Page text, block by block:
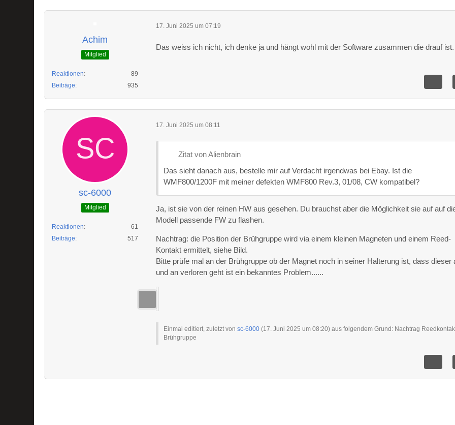
Achim
Mitglied
Reaktionen
89
Beiträge
935
17. Juni 2025 um 07:19
Das weiss ich nicht, ich denke ja und hängt wohl mit der Software zusammen die drauf ist.
sc-6000
Mitglied
Reaktionen
61
Beiträge
517
17. Juni 2025 um 08:11
Zitat von Alienbrain
Das sieht danach aus, bestelle mir auf Verdacht irgendwas bei Ebay. Ist die
WMF800/1200F mit meiner defekten WMF800 Rev.3, 01/08, CW kompatibel?
Ja, ist sie von der reinen HW aus gesehen. Du brauchst aber die Möglichkeit sie auf auf
Modell passende FW zu flashen.
Nachtrag: die Position der Brühgruppe wird via einem kleinen Magneten und einem Reed-
Kontakt ermittelt, siehe Bild.
Bitte prüfe mal an der Brühgruppe ob der Magnet noch in seiner Halterung ist, dass dieser
und an verloren geht ist ein bekanntes Problem......
Einmal editiert, zuletzt vonsc-6000 (17. Juni 2025 um 08:20) aus folgendem Grund: Nachtrag
Brühgruppe